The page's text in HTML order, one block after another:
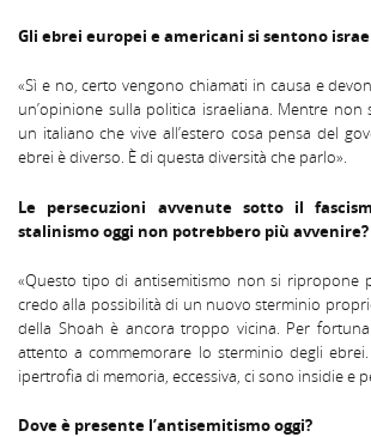
Gli ebrei europei e americani si sentono
«Sì e no, certo vengono chiamati in causa e
un’opinione sulla politica israeliana. Mentre non
un italiano che vive all’estero cosa pensa del
ebrei è diverso. È di questa diversità che parlo».
Le persecuzioni avvenute sotto il
stalinismo oggi non potrebbero più avvenire?
«Questo tipo di antisemitismo non si ripropone
credo alla possibilità di un nuovo sterminio
della Shoah è ancora troppo vicina. Per fortuna
attento a commemorare lo sterminio degli
ipertrofia di memoria, eccessiva, ci sono insidie e
Dove è presente l’antisemitismo oggi?